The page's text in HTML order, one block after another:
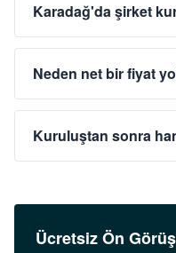
Karadağ'da şirket
Neden net bir fiyat
Kuruluştan sonra
Ücretsiz Ön